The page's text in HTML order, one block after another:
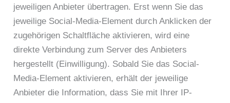
jeweiligen Anbieter übertragen. Erst wenn Sie das
jeweilige Social-Media-Element durch Anklicken der
zugehörigen Schaltfläche aktivieren, wird eine
direkte Verbindung zum Server des Anbieters
hergestellt (Einwilligung). Sobald Sie das Social-
Media-Element aktivieren, erhält der jeweilige
Anbieter die Information, dass Sie mit Ihrer IP-